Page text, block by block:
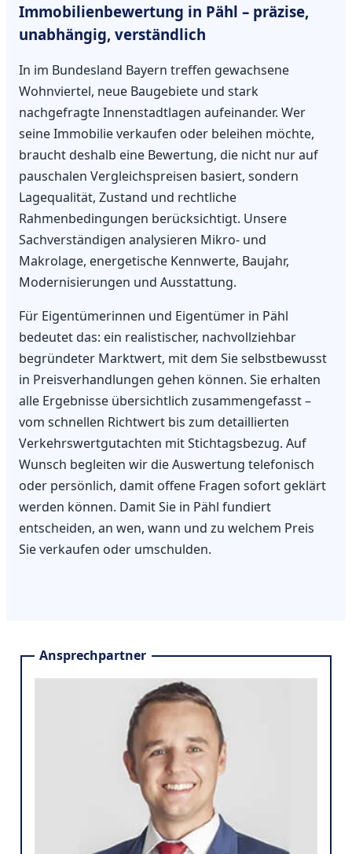
Immobilienbewertung in Pähl – präzise,
unabhängig, verständlich
In im Bundesland Bayern treffen gewachsene
Wohnviertel, neue Baugebiete und stark
nachgefragte Innenstadtlagen aufeinander. Wer
seine Immobilie verkaufen oder beleihen möchte,
braucht deshalb eine Bewertung, die nicht nur auf
pauschalen Vergleichspreisen basiert, sondern
Lagequalität, Zustand und rechtliche
Rahmenbedingungen berücksichtigt. Unsere
Sachverständigen analysieren Mikro- und
Makrolage, energetische Kennwerte, Baujahr,
Modernisierungen und Ausstattung.
Für Eigentümerinnen und Eigentümer in Pähl
bedeutet das: ein realistischer, nachvollziehbar
begründeter Marktwert, mit dem Sie selbstbewusst
in Preisverhandlungen gehen können. Sie erhalten
alle Ergebnisse übersichtlich zusammengefasst –
vom schnellen Richtwert bis zum detaillierten
Verkehrswertgutachten mit Stichtagsbezug. Auf
Wunsch begleiten wir die Auswertung telefonisch
oder persönlich, damit offene Fragen sofort geklärt
werden können. Damit Sie in Pähl fundiert
entscheiden, an wen, wann und zu welchem Preis
Sie verkaufen oder umschulden.
Ansprechpartner